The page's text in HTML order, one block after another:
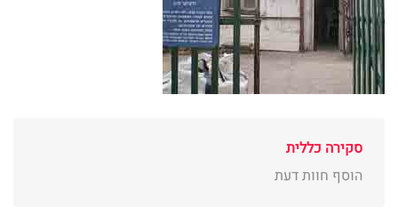
סקירה כללית
הוסף חוות דעת